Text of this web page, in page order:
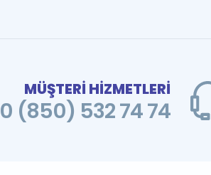
MÜŞTERİ HİZMETLERİ
0 (850) 532 74 74